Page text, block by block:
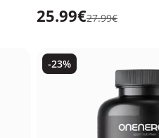
25.99€27.99€
-23%